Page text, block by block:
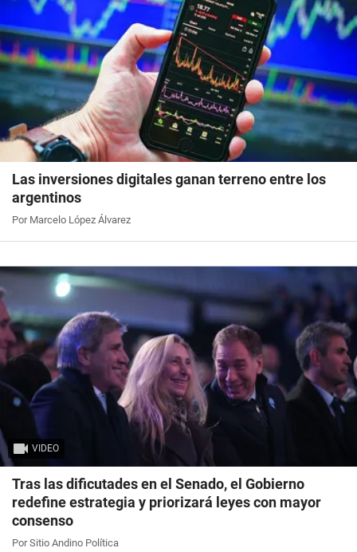
Las inversiones digitales ganan terreno entre los
argentinos
Por Marcelo López Álvarez
VIDEO
Tras las dificutades en el Senado, el Gobierno
redefine estrategia y priorizará leyes con mayor
consenso
Por Sitio Andino Política